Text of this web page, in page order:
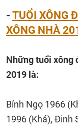
- TUỔI XÔNG
XÔNG NHÀ
Những tuổi xông
2019 là:
Bính Ngọ 1966
1996 (Khá), Đinh